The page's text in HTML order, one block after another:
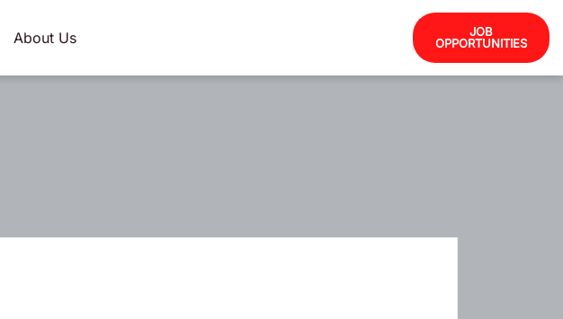
About Us
JOB
OPPORTUNITIES